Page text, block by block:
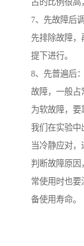
占的比例很高
7、先故障后
先排除故障
提下进行。
8、先普遍后
故障，一般占
为软故障，要
我们在实验中
当冷静应对
判断故障原因
常使用时也
备使用寿命。